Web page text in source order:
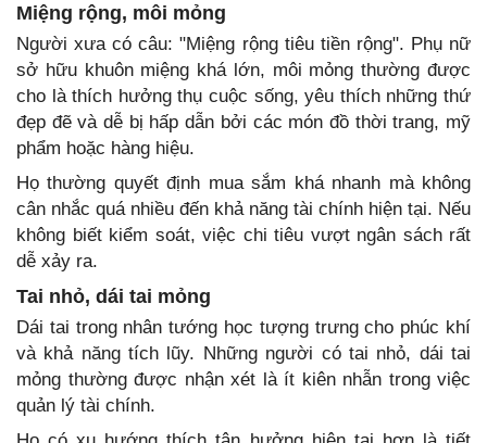
Miệng rộng, môi mỏng
Người xưa có câu: "Miệng rộng tiêu tiền rộng". Phụ nữ
sở hữu khuôn miệng khá lớn, môi mỏng thường được
cho là thích hưởng thụ cuộc sống, yêu thích những thứ
đẹp đẽ và dễ bị hấp dẫn bởi các món đồ thời trang, mỹ
phẩm hoặc hàng hiệu.
Họ thường quyết định mua sắm khá nhanh mà không
cân nhắc quá nhiều đến khả năng tài chính hiện tại. Nếu
không biết kiểm soát, việc chi tiêu vượt ngân sách rất
dễ xảy ra.
Tai nhỏ, dái tai mỏng
Dái tai trong nhân tướng học tượng trưng cho phúc khí
và khả năng tích lũy. Những người có tai nhỏ, dái tai
mỏng thường được nhận xét là ít kiên nhẫn trong việc
quản lý tài chính.